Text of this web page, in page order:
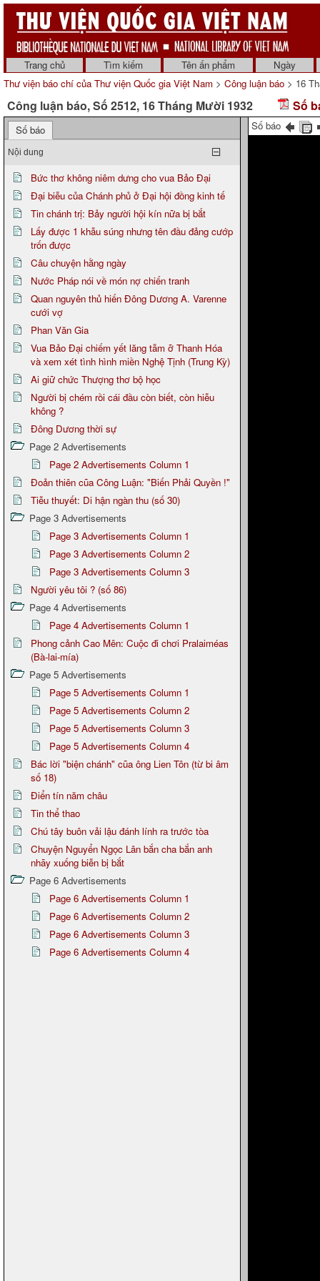
Trang chủ Tìm kiếm Tên ấn phẩm
Ngày
Thư viện báo chí của Thư viện Quốc gia Việt Nam > Công luận báo > 16
Công luận báo, Số 2512, 16 Tháng Mười 1932 Số
Số báo
Nội dung
Bức thơ không niêm dưng cho vua Bảo Đại
Đại biễu của Chánh phủ ở Đại hội đồng kinh tế
Tin chánh trị: Bảy người hội kín nữa bị bắt
Lấy được 1 khẫu súng nhưng tên đầu đảng cướp
trốn được
Câu chuyện hằng ngày
Nước Pháp nói về món nợ chiến tranh
Quan nguyên thủ hiến Đông Dương A. Varenne
cưới vợ
Phan Văn Gia
Vua Bảo Đại chiếm yết lăng tẫm ỡ Thanh Hóa
và xem xét tình hình miền Nghệ Tịnh (Trung Kỳ)
Ai giữ chức Thượng thơ bộ học
Người bị chém rồi cái đầu còn biết, còn hiễu
không ?
Đông Dương thời sự
Page 2 Advertisements
Page 2 Advertisements Column 1
Đoản thiên cũa Công Luận: "Biến Phải Quyền !"
Tiễu thuyết: Di hận ngàn thu (số 30)
Page 3 Advertisements
Page 3 Advertisements Column 1
Page 3 Advertisements Column 2
Page 3 Advertisements Column 3
Người yêu tôi ? (số 86)
Page 4 Advertisements
Page 4 Advertisements Column 1
Phong cảnh Cao Mên: Cuộc đi chơi Pralaiméas
(Bà-lai-mía)
Page 5 Advertisements
Page 5 Advertisements Column 1
Page 5 Advertisements Column 2
Page 5 Advertisements Column 3
Page 5 Advertisements Column 4
Bác lời "biện chánh" cũa ông Lien Tôn (từ bi âm
số 18)
Điển tín năm châu
Tin thể thao
Chú tây buôn vải lậu đánh lính ra trước tòa
Chuyện Nguyển Ngọc Lân bắn cha bắn anh
nhãy xuống biễn bị bắt
Page 6 Advertisements
Page 6 Advertisements Column 1
Page 6 Advertisements Column 2
Page 6 Advertisements Column 3
Page 6 Advertisements Column 4
Số báo